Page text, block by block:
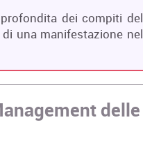
dei compiti del
una manifestazione nel
delle